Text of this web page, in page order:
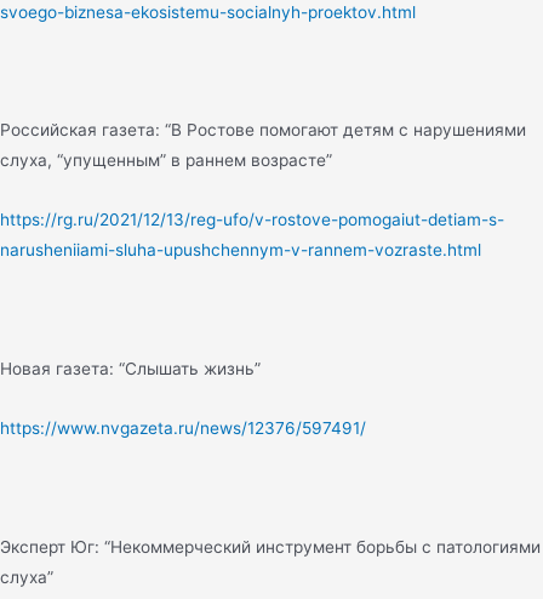
svoego-biznesa-ekosistemu-socialnyh-proektov.html
Российская газета: “В Ростове помогают детям с нарушениями
слуха, “упущенным” в раннем возрасте”
https://rg.ru/2021/12/13/reg-ufo/v-rostove-pomogaiut-detiam-s-
narusheniiami-sluha-upushchennym-v-rannem-vozraste.html
Новая газета: “Слышать жизнь”
https://www.nvgazeta.ru/news/12376/597491/
Эксперт Юг: “Некоммерческий инструмент борьбы с патологиями
слуха”